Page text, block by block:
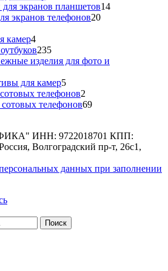
товаров
экранов планшетов1414
экранов телефонов2020
камер44
товара
235235
товаров
изделия для фото и
для камер55
товаров
телефонов2
товара
телефонов6969
ИНН: 9722018701 КПП:
Волгоградский пр-т, 26с1,
данных при заполнении
Поиск